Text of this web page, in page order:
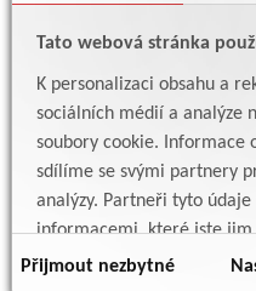
Tato webová stránka
K personalizaci obsahu a
sociálních médií a analýze
soubory cookie. Informace
sdílíme se svými partnery
analýzy. Partneři tyto
informacemi, které jste jim
důsledku toho, že používáte
Přijmout nezbytné